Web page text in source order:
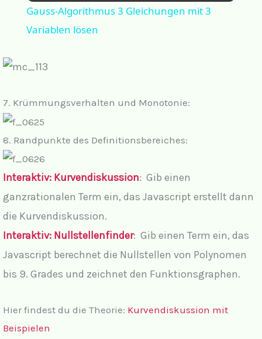
V
i
d
e
o
Gauss-Algorithmus 3 Gleichungen mit 3
Variablen lösen
7. Krümmungsverhalten und Monotonie:
8. Randpunkte des Definitionsbereiches:
Interaktiv: Kurvendiskussion: Gib einen
ganzrationalen Term ein, das Javascript erstellt dann
die Kurvendiskussion.
Interaktiv: Nullstellenfinder: Gib einen Term ein, das
Javascript berechnet die Nullstellen von Polynomen
bis 9. Grades und zeichnet den Funktionsgraphen.
Hier findest du die Theorie: Kurvendiskussion mit
Beispielen